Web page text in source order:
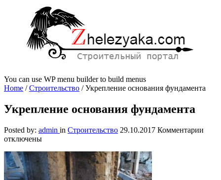
You can use WP menu builder to build menus
Home /Строительство /Укрепление основания фундамента
Укрепление основания фундамента
Posted by: admin in Строительство 29.10.2017 Комментарии
отключены